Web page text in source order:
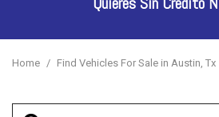
Home / Find Vehicles For Sale in Austin, Tx